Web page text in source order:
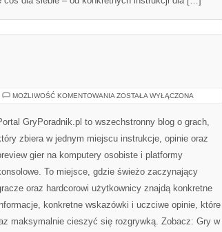
MOŻLIWOŚĆ KOMENTOWANIA GRY
ZOSTAŁA WYŁĄCZONA
GryPoradnik.pl to wszechstronny blog o grach,
zbiera w jednym miejscu instrukcje, opinie oraz
gier na komputery osobiste i platformy
To miejsce, gdzie świeżo zaczynający
oraz hardcorowi użytkownicy znajdą konkretne
konkretne wskazówki i uczciwe opinie, które
maksymalnie cieszyć się rozgrywką. Zobacz: Gry w